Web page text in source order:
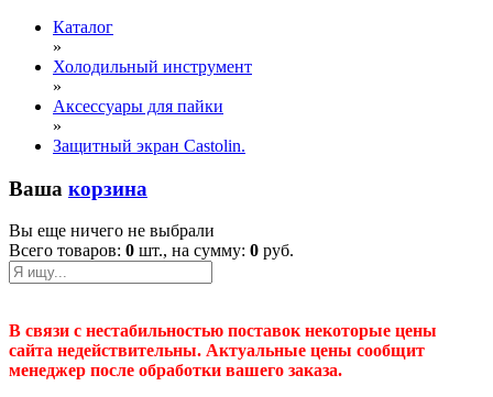
Каталог
»
Холодильный инструмент
»
Аксессуары для пайки
»
Защитный экран Castolin.
Ваша корзина
Вы еще ничего не выбрали
Всего товаров: 0 шт., на сумму: 0 руб.
В связи с нестабильностью поставок некоторые цены
сайта недействительны. Актуальные цены сообщит
менеджер после обработки вашего заказа.